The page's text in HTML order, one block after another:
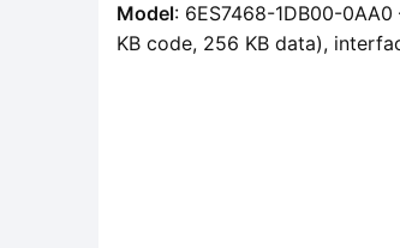
Model: 6ES7468-1DB00-
KB code, 256 KB data),